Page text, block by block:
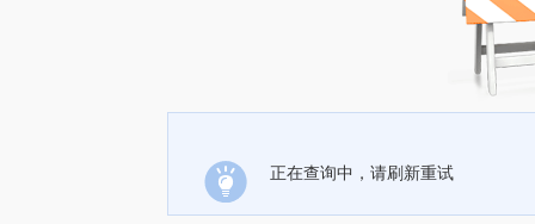
正在查询中，请刷新重试